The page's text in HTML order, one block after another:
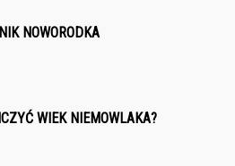
NOWORODKA
WIEK NIEMOWLAKA?